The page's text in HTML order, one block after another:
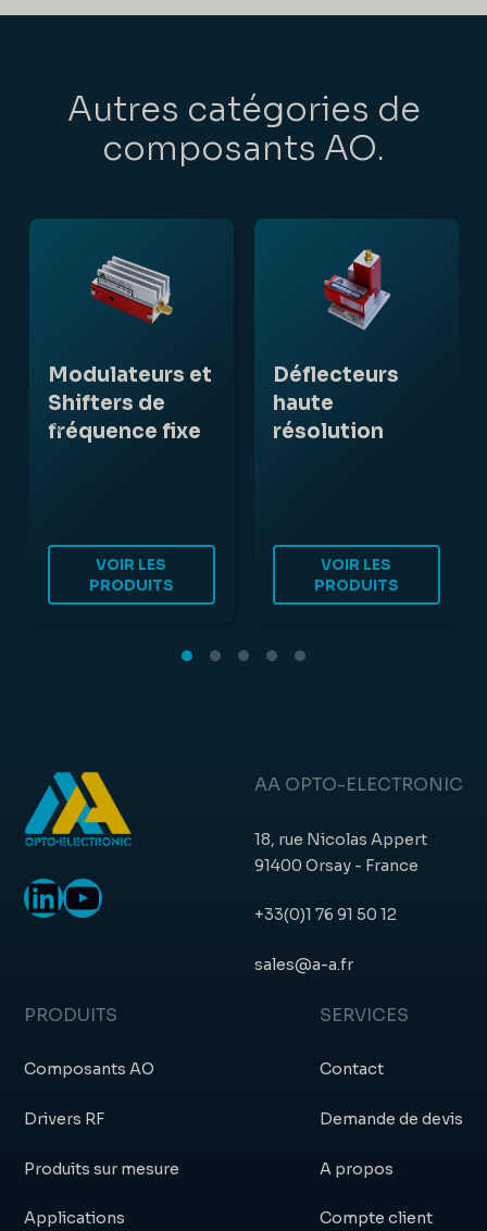
Autres catégories de
composants AO.
Modulateurs et
Shifters de
fréquence fixe
VOIR LES
PRODUITS
Déflecteurs
haute
résolution
VOIR LES
PRODUITS
LinkedIn
YouTube
AA OPTO-ELECTRONIC
18, rue Nicolas Appert
91400 Orsay - France
+33(0)1 76 91 50 12
sales@a-a.fr
PRODUITS
Composants AO
Drivers RF
Produits sur mesure
Applications
SERVICES
Contact
Demande de devis
A propos
Compte client